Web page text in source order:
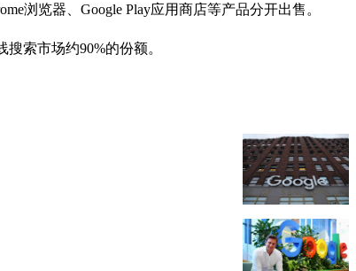
浏览器、Google Play应用商店等产品分开出售。
索市场约90%的份额。